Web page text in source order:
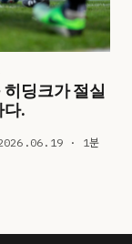
딩크가 절실
다.
· 1분